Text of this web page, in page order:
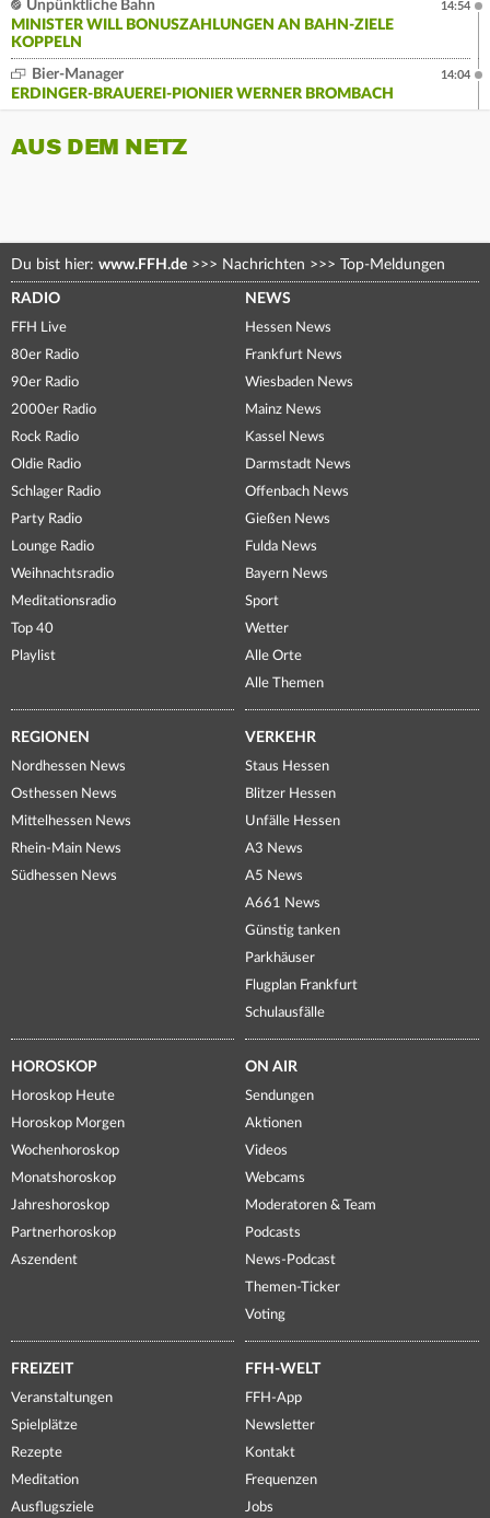
Unpünktliche Bahn
MINISTER WILL BONUSZAHLUNGEN AN BAHN-ZIELE
KOPPELN
14:54
Bier-Manager
ERDINGER-BRAUEREI-PIONIER WERNER BROMBACH
14:04
AUS DEM NETZ
Du bist hier: www.FFH.de >>> Nachrichten >>> Top-Meldungen
RADIO
FFH Live
80er Radio
90er Radio
2000er Radio
Rock Radio
Oldie Radio
Schlager Radio
Party Radio
Lounge Radio
Weihnachtsradio
Meditationsradio
Top 40
Playlist
NEWS
Hessen News
Frankfurt News
Wiesbaden News
Mainz News
Kassel News
Darmstadt News
Offenbach News
Gießen News
Fulda News
Bayern News
Sport
Wetter
Alle Orte
Alle Themen
REGIONEN
Nordhessen News
Osthessen News
Mittelhessen News
Rhein-Main News
Südhessen News
VERKEHR
Staus Hessen
Blitzer Hessen
Unfälle Hessen
A3 News
A5 News
A661 News
Günstig tanken
Parkhäuser
Flugplan Frankfurt
Schulausfälle
HOROSKOP
Horoskop Heute
Horoskop Morgen
Wochenhoroskop
Monatshoroskop
Jahreshoroskop
Partnerhoroskop
Aszendent
ON AIR
Sendungen
Aktionen
Videos
Webcams
Moderatoren & Team
Podcasts
News-Podcast
Themen-Ticker
Voting
FREIZEIT
Veranstaltungen
Spielplätze
Rezepte
Meditation
Ausflugsziele
FFH-WELT
FFH-App
Newsletter
Kontakt
Frequenzen
Jobs